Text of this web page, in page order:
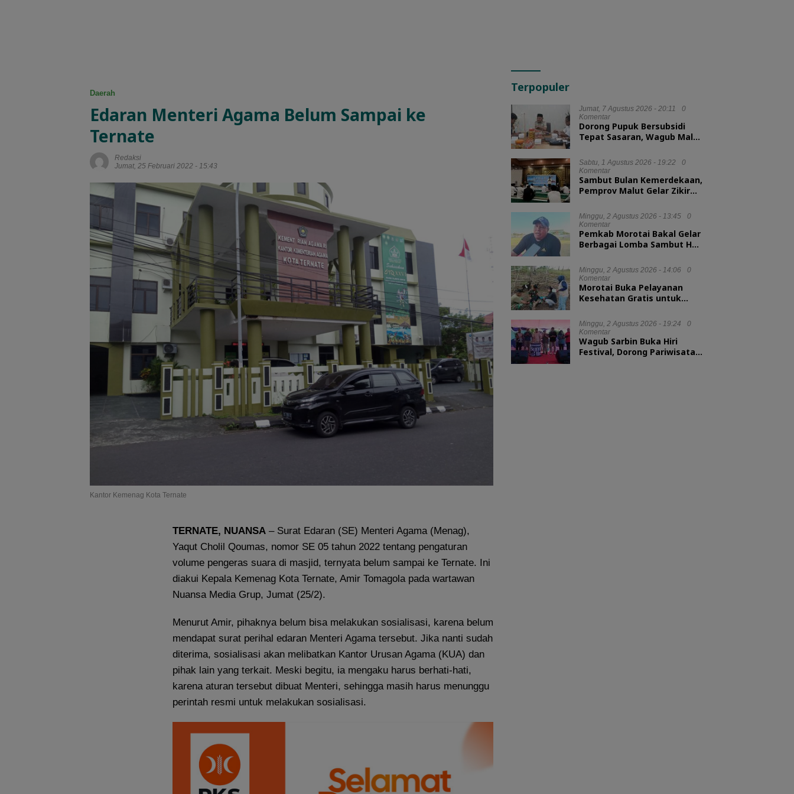
Daerah
Edaran Menteri Agama Belum Sampai ke
Ternate
Redaksi
Jumat, 25 Februari 2022 - 15:43
Kantor Kemenag Kota Ternate
TERNATE, NUANSA – Surat Edaran (SE) Menteri Agama (Menag),
Yaqut Cholil Qoumas, nomor SE 05 tahun 2022 tentang pengaturan
volume pengeras suara di masjid, ternyata belum sampai ke Ternate. Ini
diakui Kepala Kemenag Kota Ternate, Amir Tomagola pada wartawan
Nuansa Media Grup, Jumat (25/2).
Menurut Amir, pihaknya belum bisa melakukan sosialisasi, karena belum
mendapat surat perihal edaran Menteri Agama tersebut. Jika nanti sudah
diterima, sosialisasi akan melibatkan Kantor Urusan Agama (KUA) dan
pihak lain yang terkait. Meski begitu, ia mengaku harus berhati-hati,
karena aturan tersebut dibuat Menteri, sehingga masih harus menunggu
perintah resmi untuk melakukan sosialisasi.
Terpopuler
Jumat, 7 Agustus 2026 - 20:11
0
Komentar
Dorong Pupuk Bersubsidi
Tepat Sasaran, Wagub Malut
Digitalisasi
Sabtu, 1 Agustus 2026 - 19:22
0
Komentar
Sambut Bulan Kemerdekaan,
Pemprov Malut Gelar Zikir
Minggu, 2 Agustus 2026 - 13:45
0
Komentar
Pemkab Morotai Bakal Gelar
Berbagai Lomba Sambut HUT
Minggu, 2 Agustus 2026 - 14:06
0
Komentar
Morotai Buka Pelayanan
Kesehatan Gratis untuk
Minggu, 2 Agustus 2026 - 19:24
0
Komentar
Wagub Sarbin Buka Hiri
Festival, Dorong Pariwisata